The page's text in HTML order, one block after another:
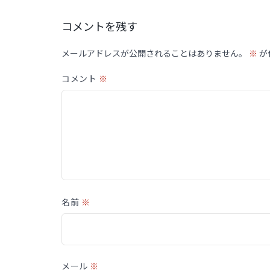
コメントを残す
メールアドレスが公開されることはありません。 ※ が
コメント ※
名前 ※
メール ※